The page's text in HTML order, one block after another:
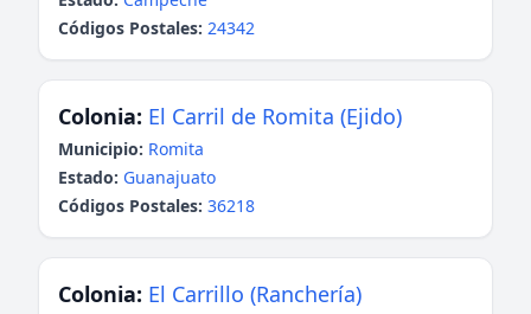
Códigos Postales: 24342
Colonia: El Carril de Romita (Ejido)
Municipio: Romita
Estado: Guanajuato
Códigos Postales: 36218
Colonia: El Carrillo (Ranchería)